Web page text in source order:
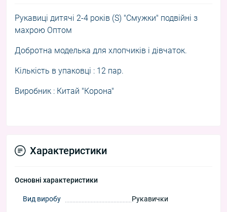
Рукавиці дитячі 2-4 років (S) "Смужки" подвійні з
махрою Оптом
Добротна моделька для хлопчиків і дівчаток.
Кількість в упаковці : 12 пар.
Виробник : Китай "Корона"
Характеристики
Основні характеристики
Вид виробу Рукавички